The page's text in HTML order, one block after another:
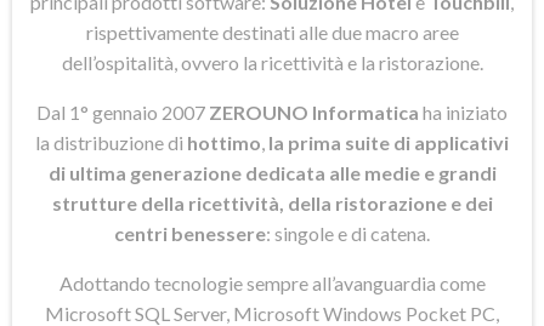
rispettivamente destinati alle due macro aree
dell’ospitalità, ovvero la ricettività e la ristorazione.
Dal 1° gennaio 2007 ZEROUNO Informatica ha iniziato
la distribuzione di hottimo la prima suite di applicativi
di ultima generazione dedicata alle medie e grandi
strutture della ricettività, della ristorazione e dei
centri benessere: singole e di catena.
Adottando tecnologie sempre all’avanguardia come
Microsoft SQL Server, Microsoft Windows Pocket PC,